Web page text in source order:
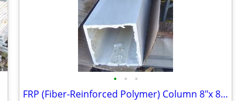
• • •
FRP (Fiber-Reinforced Polymer) Column 8"x 8" square by 8ft long